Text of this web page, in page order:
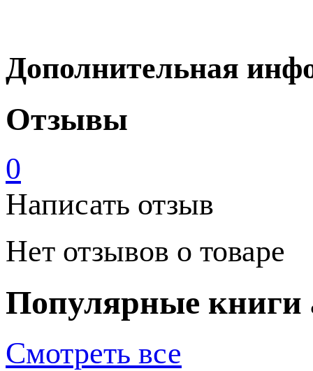
Дополнительная
Отзывы
0
Написать отзыв
Нет отзывов о товаре
Популярные книги
Смотреть все